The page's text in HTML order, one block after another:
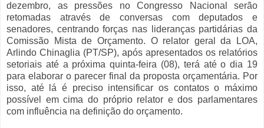
dezembro, as pressões no Congresso Nacional serão
retomadas através de conversas com deputados e
senadores, centrando forças nas lideranças partidárias da
Comissão Mista de Orçamento. O relator geral da LOA,
Arlindo Chinaglia (PT/SP), após apresentados os relatórios
setoriais até a próxima quinta-feira (08), terá até o dia 19
para elaborar o parecer final da proposta orçamentária. Por
isso, até lá é preciso intensificar os contatos o máximo
possível em cima do próprio relator e dos parlamentares
com influência na definição do orçamento.